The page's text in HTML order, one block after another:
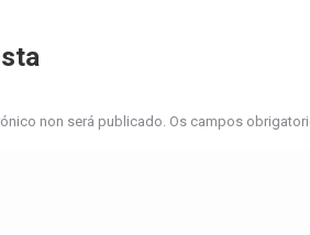
non será publicado. Os campos